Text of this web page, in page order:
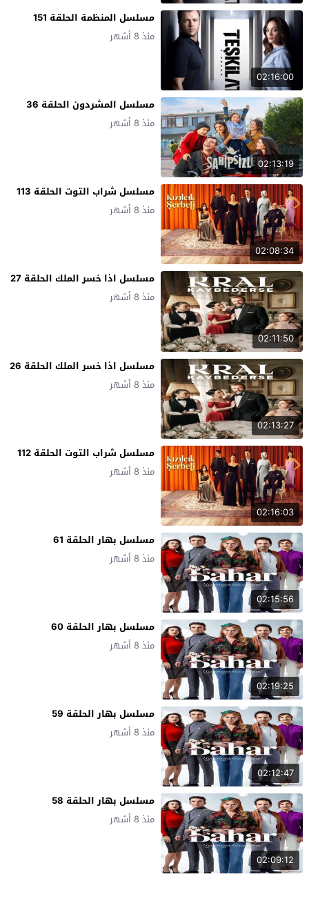
02:16:00
مسلسل المنظمة الحلقة 151
منذ 8 أشهر
02:13:19
مسلسل المشردون الحلقة 36
منذ 8 أشهر
02:08:34
مسلسل شراب التوت الحلقة 113
منذ 8 أشهر
02:11:50
مسلسل اذا خسر الملك الحلقة 27
منذ 8 أشهر
02:13:27
مسلسل اذا خسر الملك الحلقة 26
منذ 8 أشهر
02:16:03
مسلسل شراب التوت الحلقة 112
منذ 8 أشهر
02:15:56
مسلسل بهار الحلقة 61
منذ 8 أشهر
02:19:25
مسلسل بهار الحلقة 60
منذ 8 أشهر
02:12:47
مسلسل بهار الحلقة 59
منذ 8 أشهر
02:09:12
مسلسل بهار الحلقة 58
منذ 8 أشهر